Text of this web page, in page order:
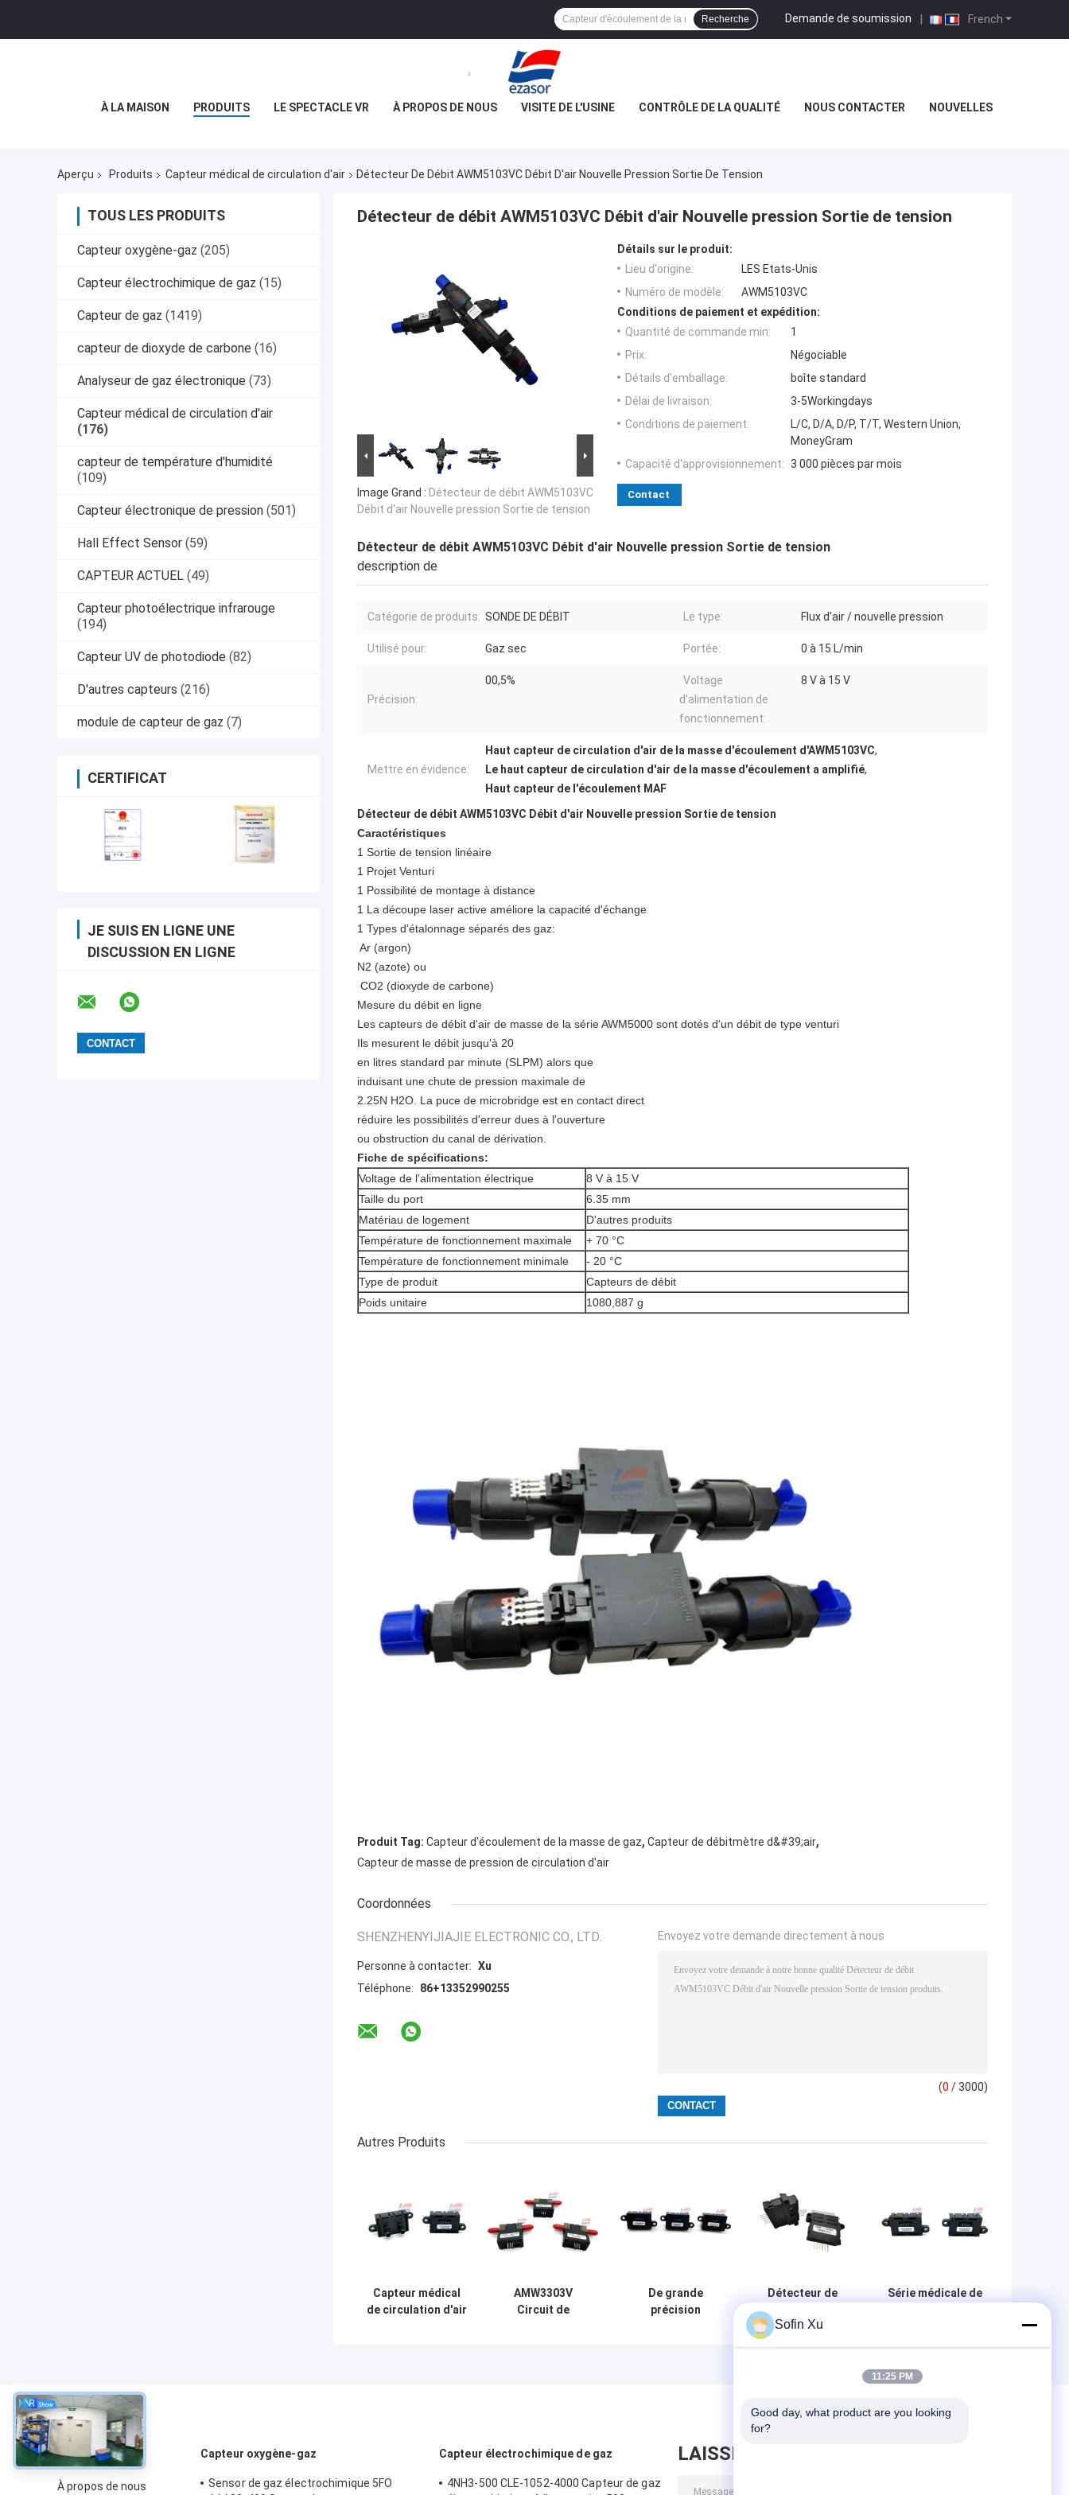
French
Demande de soumission |
Recherche
À LA MAISON PRODUITS LE SPECTACLE VR À PROPOS DE NOUS VISITE DE L'USINE CONTRÔLE DE LA QUALITÉ NOUS CONTACTER NOUVELLES
Aperçu Produits Capteur médical de circulation d'air Détecteur De Débit AWM5103VC Débit D'air Nouvelle Pression Sortie De Tension
TOUS LES PRODUITS
Capteur oxygène-gaz (205)
Capteur électrochimique de gaz (15)
Capteur de gaz (1419)
capteur de dioxyde de carbone (16)
Analyseur de gaz électronique (73)
Capteur médical de circulation d'air
(176)
capteur de température d'humidité
(109)
Capteur électronique de pression (501)
Hall Effect Sensor (59)
CAPTEUR ACTUEL (49)
Capteur photoélectrique infrarouge
(194)
Capteur UV de photodiode (82)
D'autres capteurs (216)
module de capteur de gaz (7)
CERTIFICAT
JE SUIS EN LIGNE UNE
DISCUSSION EN LIGNE
Détecteur de débit AWM5103VC Débit d'air Nouvelle pression Sortie de tension
Image Grand : Détecteur de débit AWM5103VC
Débit d'air Nouvelle pression Sortie de tension
Détails sur le produit:
Lieu d'origine:
LES Etats-Unis
Numéro de modèle:
AWM5103VC
Conditions de paiement et expédition:
Quantité de commande min:
1
Prix:
Négociable
Détails d'emballage:
boîte standard
Délai de livraison:
3-5Workingdays
Conditions de paiement:
L/C, D/A, D/P, T/T, Western Union,
MoneyGram
Capacité d'approvisionnement: 3 000 pièces par mois
Contact
Détecteur de débit AWM5103VC Débit d'air Nouvelle pression Sortie de tension
description de
Catégorie de produits: SONDE DE DÉBIT Le type: Flux d'air / nouvelle pression
Utilisé pour: Gaz sec Portée: 0 à 15 L/min
Précision:
00,5%
Voltage
d'alimentation de
fonctionnement:
8 V à 15 V
Mettre en évidence:
Haut capteur de circulation d'air de la masse d'écoulement d'AWM5103VC,
Le haut capteur de circulation d'air de la masse d'écoulement a amplifié,
Haut capteur de l'écoulement MAF
Détecteur de débit AWM5103VC Débit d'air Nouvelle pression Sortie de tension
Caractéristiques
1 Sortie de tension linéaire
1 Projet Venturi
1 Possibilité de montage à distance
1 La découpe laser active améliore la capacité d'échange
1 Types d'étalonnage séparés des gaz:
️ Ar (argon)
N2 (azote) ou
️ CO2 (dioxyde de carbone)
Mesure du débit en ligne
Les capteurs de débit d'air de masse de la série AWM5000 sont dotés d'un débit de type venturi
Ils mesurent le débit jusqu'à 20
en litres standard par minute (SLPM) alors que
induisant une chute de pression maximale de
2.25N H2O. La puce de microbridge est en contact direct
réduire les possibilités d'erreur dues à l'ouverture
ou obstruction du canal de dérivation.
Fiche de spécifications:
Voltage de l'alimentation électrique
8 V à 15 V
Taille du port
6.35 mm
Matériau de logement
D'autres produits
Température de fonctionnement maximale
+ 70 °C
Température de fonctionnement minimale
- 20 °C
Type de produit
Capteurs de débit
Poids unitaire
1080,887 g
Produit Tag: Capteur d'écoulement de la masse de gaz, Capteur de débitmètre d&#39;air,
Capteur de masse de pression de circulation d'air
Coordonnées
SHENZHENYIJIAJIE ELECTRONIC CO., LTD.
Personne à contacter: Xu
Téléphone:
86+13352990255
Envoyez votre demande directement à nous
(0 / 3000)
Autres Produits
Capteur médical
de circulation d'air
AMW3303V
Circuit de
De grande
précision
Détecteur de
débit d'air de
masse
AWM42300V Non
Série médicale de
HAFBLF0050C4AX5
À propos
À propos de nous
Capteur oxygène-gaz
Sensor de gaz électrochimique 5FO
Capteur électrochimique de gaz
4NH3-500 CLE-1052-4000 Capteur de gaz
LAISSEZ UN MESSAGE
Sofin Xu
11:25 PM
Good day, what product are you looking
for?